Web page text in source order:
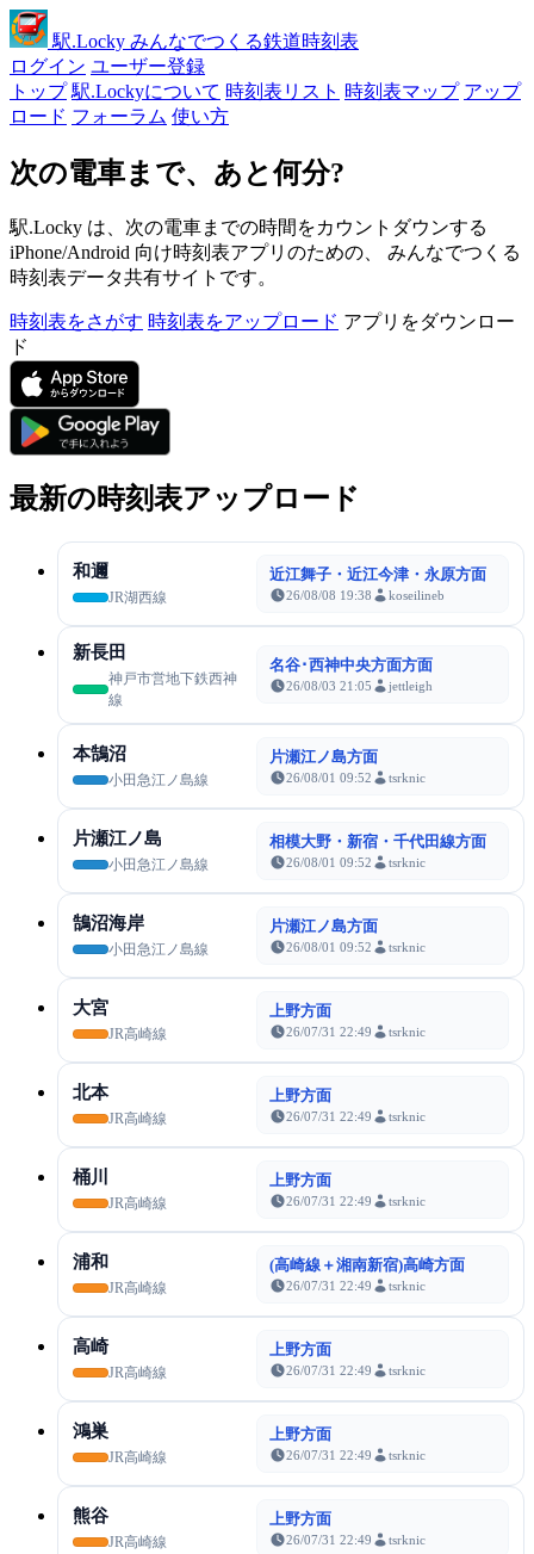
駅.Locky みんなでつくる鉄道時刻表
ログイン ユーザー登録
トップ 駅.Lockyについて 時刻表リスト 時刻表マップ アップ
ロード フォーラム 使い方
次の電車まで、あと何分?
駅.Locky は、次の電車までの時間をカウントダウンする
iPhone/Android 向け時刻表アプリのための、 みんなでつくる
時刻表データ共有サイトです。
時刻表をさがす 時刻表をアップロード アプリをダウンロー
ド
最新の時刻表アップロード
和邇
JR湖西線
近江舞子・近江今津・永原方面
26/08/08 19:38 koseilineb
新長田
神戸市営地下鉄西神
線
名谷･西神中央方面方面
26/08/03 21:05 jettleigh
本鵠沼
小田急江ノ島線
片瀬江ノ島方面
26/08/01 09:52 tsrknic
片瀬江ノ島
小田急江ノ島線
相模大野・新宿・千代田線方面
26/08/01 09:52 tsrknic
鵠沼海岸
小田急江ノ島線
片瀬江ノ島方面
26/08/01 09:52 tsrknic
大宮
JR高崎線
上野方面
26/07/31 22:49 tsrknic
北本
JR高崎線
上野方面
26/07/31 22:49 tsrknic
桶川
JR高崎線
上野方面
26/07/31 22:49 tsrknic
浦和
JR高崎線
(高崎線＋湘南新宿)高崎方面
26/07/31 22:49 tsrknic
高崎
JR高崎線
上野方面
26/07/31 22:49 tsrknic
鴻巣
JR高崎線
上野方面
26/07/31 22:49 tsrknic
熊谷
JR高崎線
上野方面
26/07/31 22:49 tsrknic